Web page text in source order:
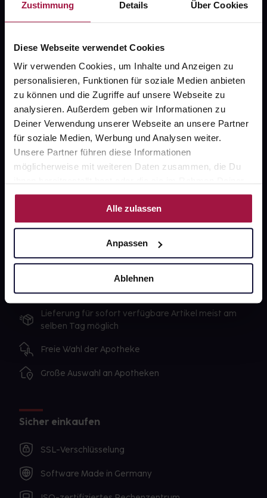
Zustimmung Details Über Cookies
Diese Webseite verwendet Cookies
Wir verwenden Cookies, um Inhalte und Anzeigen zu
personalisieren, Funktionen für soziale Medien anbieten
zu können und die Zugriffe auf unsere Webseite zu
analysieren. Außerdem geben wir Informationen zu
Deiner Verwendung unserer Webseite an unsere Partner
für soziale Medien, Werbung und Analysen weiter.
Unsere Partner führen diese Informationen
möglicherweise mit weiteren Daten zusammen, die Du
Nutzung der Dienste gesammelt haben.
Alle zulassen
Anpassen
Ablehnen
Barrierefreiheitserklärung
PAYBACK
gesund-versorger.de
Sanitätshäuser
Datenschutz
AGB
Unsere Vorteile
Ausgewählte Wunschprodukte sofort abholbereit
Lieferung für sofort verfügbare Artikel meist am
selben Tag möglich
Freie Wahl der Apotheke
Große Auswahl an Apotheken
Sicher einkaufen
SSL-Verschlüsselung
Software Made in Germany